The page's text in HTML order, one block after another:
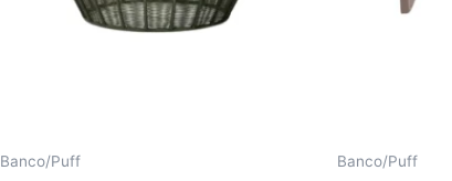
Banco/Puff Banco/Puff